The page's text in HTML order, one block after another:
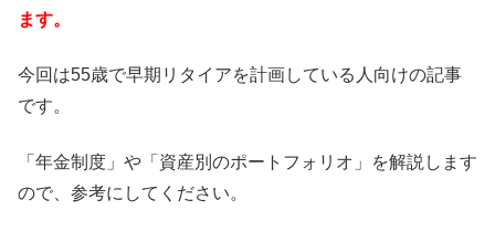
ます。
今回は55歳で早期リタイアを計画している人向けの記事
です。
「年金制度」や「資産別のポートフォリオ」を解説します
ので、参考にしてください。